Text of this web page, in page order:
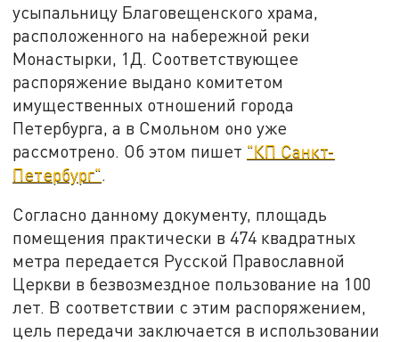
усыпальницу Благовещенского храма,
расположенного на набережной реки
Монастырки, 1Д. Соответствующее
распоряжение выдано комитетом
имущественных отношений города
Петербурга, а в Смольном оно уже
рассмотрено. Об этом пишет "КП Санкт-
Петербург".
Согласно данному документу, площадь
помещения практически в 474 квадратных
метра передается Русской Православной
Церкви в безвозмездное пользование на 100
лет. В соответствии с этим распоряжением,
цель передачи заключается в использовании